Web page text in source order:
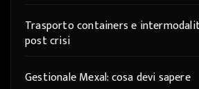
Trasporto containers e
post crisi
Gestionale Mexal: cosa devi sapere